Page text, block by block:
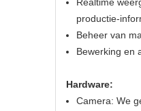
Realtime
productie-
Beheer van
Bewerking en
Hardware:
Camera: We